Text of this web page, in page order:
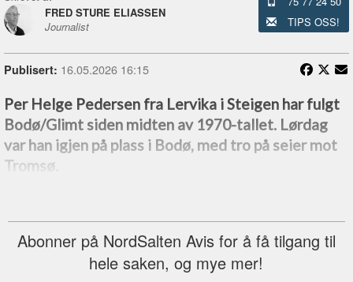
FRED STURE ELIASSEN
Journalist
TIPS OSS!
Publisert: 16.05.2026 16:15
Per Helge Pedersen fra Lervika i Steigen har fulgt
Bodø/Glimt siden midten av 1970-tallet. Lørdag
var han igjen på plass i Bodø, med tro på seier mot
Tromsø.
Abonner på NordSalten Avis for å få tilgang til
hele saken, og mye mer!